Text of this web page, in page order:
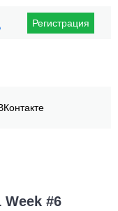
Регистрация
#6